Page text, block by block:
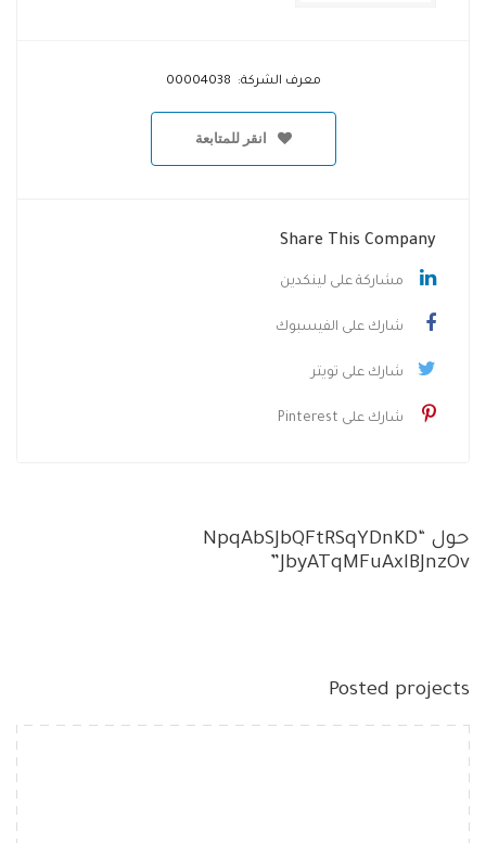
معرف الشركة: 00004038
انقر للمتابعة
Share This Company
مشاركة على لينكدين
شارك على الفيسبوك
شارك على تويتر
شارك على Pinterest
حول “NpqAbSJbQFtRSqYDnKD
JbyATqMFuAxlBJnzOv”
Posted projects